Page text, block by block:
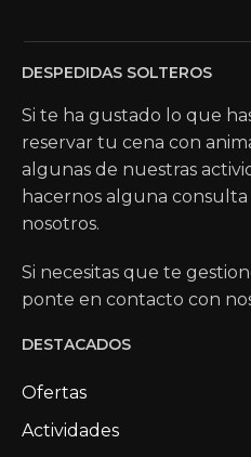
DESPEDIDAS SOLTEROS
Si te ha gustado lo que
reservar tu cena con
algunas de nuestras
hacernos alguna
nosotros.
Si necesitas que te
ponte en contacto con
DESTACADOS
Ofertas
Actividades